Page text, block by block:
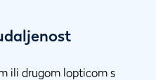
ili drugom lopticom s